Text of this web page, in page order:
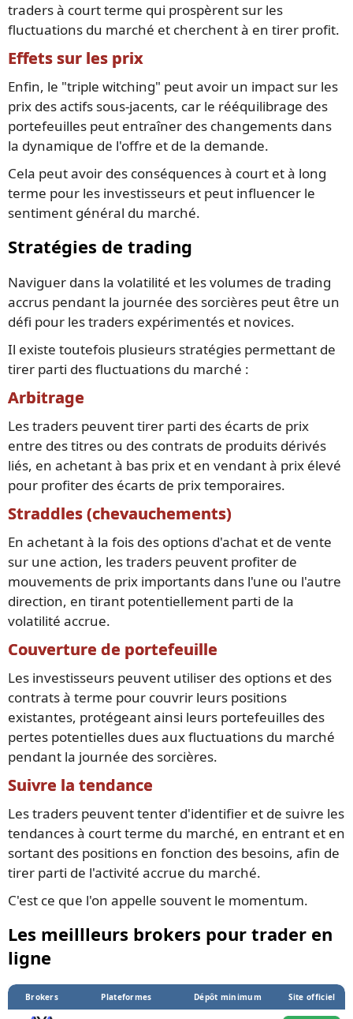
traders à court terme qui prospèrent sur les
fluctuations du marché et cherchent à en tirer profit.
Effets sur les prix
Enfin, le "triple witching" peut avoir un impact sur les
prix des actifs sous-jacents, car le rééquilibrage des
portefeuilles peut entraîner des changements dans
la dynamique de l'offre et de la demande.
Cela peut avoir des conséquences à court et à long
terme pour les investisseurs et peut influencer le
sentiment général du marché.
Stratégies de trading
Naviguer dans la volatilité et les volumes de trading
accrus pendant la journée des sorcières peut être un
défi pour les traders expérimentés et novices.
Il existe toutefois plusieurs stratégies permettant de
tirer parti des fluctuations du marché :
Arbitrage
Les traders peuvent tirer parti des écarts de prix
entre des titres ou des contrats de produits dérivés
liés, en achetant à bas prix et en vendant à prix élevé
pour profiter des écarts de prix temporaires.
Straddles (chevauchements)
En achetant à la fois des options d'achat et de vente
sur une action, les traders peuvent profiter de
mouvements de prix importants dans l'une ou l'autre
direction, en tirant potentiellement parti de la
volatilité accrue.
Couverture de portefeuille
Les investisseurs peuvent utiliser des options et des
contrats à terme pour couvrir leurs positions
existantes, protégeant ainsi leurs portefeuilles des
pertes potentielles dues aux fluctuations du marché
pendant la journée des sorcières.
Suivre la tendance
Les traders peuvent tenter d'identifier et de suivre les
tendances à court terme du marché, en entrant et en
sortant des positions en fonction des besoins, afin de
tirer parti de l'activité accrue du marché.
C'est ce que l'on appelle souvent le momentum.
Les meillleurs brokers pour trader en
ligne
Brokers Plateformes Dépôt minimum Site officiel